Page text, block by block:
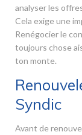
analyser les
Cela exige une
Renégocier le
toujours chose
ton monte.
Syndic
Avant de